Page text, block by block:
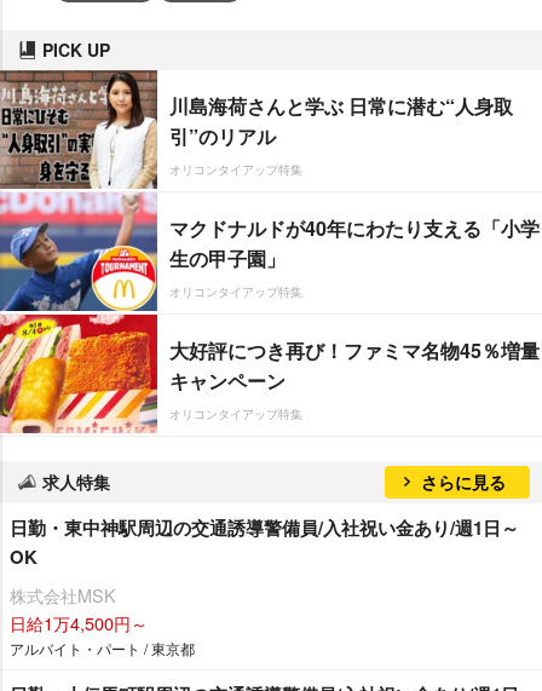
PICK UP
川島海荷さんと学ぶ 日常に潜む“人身取
引”のリアル
オリコンタイアップ特集
マクドナルドが40年にわたり支える「小学
生の甲子園」
オリコンタイアップ特集
大好評につき再び！ファミマ名物45％増量
キャンペーン
オリコンタイアップ特集
求人特集 さらに見る
日勤・東中神駅周辺の交通誘導警備員/入社祝い金あり/週1日～
OK
株式会社MSK
日給1万4,500円～
アルバイト・パート / 東京都